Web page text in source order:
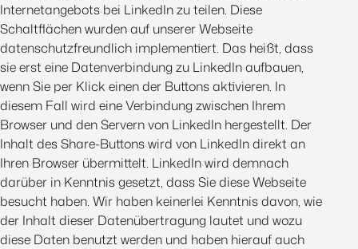
Internetangebots bei LinkedIn zu teilen. Diese
Schaltflächen wurden auf unserer Webseite
datenschutzfreundlich implementiert. Das heißt, dass
sie erst eine Datenverbindung zu LinkedIn aufbauen,
wenn Sie per Klick einen der Buttons aktivieren. In
diesem Fall wird eine Verbindung zwischen Ihrem
Browser und den Servern von LinkedIn hergestellt. Der
Inhalt des Share-Buttons wird von LinkedIn direkt an
Ihren Browser übermittelt. LinkedIn wird demnach
darüber in Kenntnis gesetzt, dass Sie diese Webseite
besucht haben. Wir haben keinerlei Kenntnis davon, wie
der Inhalt dieser Datenübertragung lautet und wozu
diese Daten benutzt werden und haben hierauf auch